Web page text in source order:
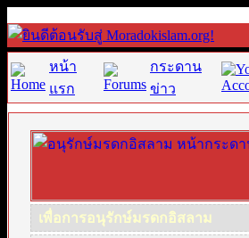
หน้า
แรก
กระดาน
ข่าว
เพื่อการอนุรักษ์มรดกอิสลาม